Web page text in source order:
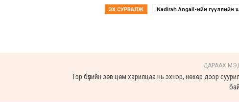
ЭХ СУРВАЛЖ Nadirah Angail-ийн өгүүллийн
ДАРААХ
Гэр бүлийн зөв цөм харилцаа нь эхнэр, нөхөр дээр